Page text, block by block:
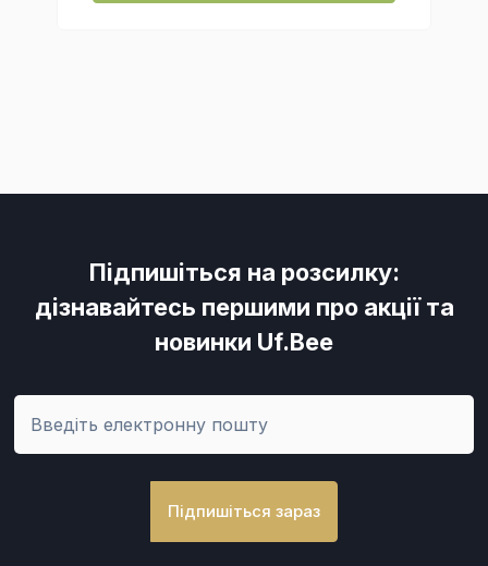
Підпишіться на розсилку:
дізнавайтесь першими про акції та
новинки Uf.Bee
Підпишіться зараз